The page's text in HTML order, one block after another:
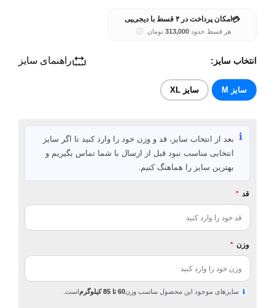
💳 امکان پرداخت در ۴ قسط با دیجی‌پی
هر قسط حدود313,000 تومان ⓘ
انتخاب سایز: راهنمای سایز
سایز M سایز XL
ℹ️ بعد از انتخاب سایز، قد و وزن خود را وارد کنید تا اگر سایز
انتخابی مناسب نبود قبل از ارسال با شما تماس بگیریم و
بهترین سایز را هماهنگ کنیم.
قد *
وزن *
ℹ سایزهای موجود این محصول مناسب وزن60 تا 85 کیلوگرم است.